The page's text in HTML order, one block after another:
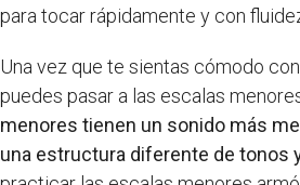
para tocar rápidamente y con
Una vez que te sientas cómodo
puedes pasar a las escalas
menores tienen un sonido más
una estructura diferente de tonos